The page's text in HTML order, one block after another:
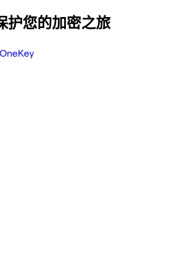
护您的加密之旅